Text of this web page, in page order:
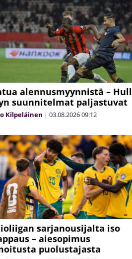
alennusmyynnistä – Hull
suunnitelmat paljastuvat
Kilpeläinen | 03.08.202609:12
sarjanousijalta iso
– aiesopimus
puolustajasta